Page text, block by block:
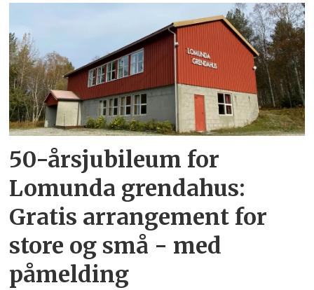
50-årsjubileum for
Lomunda grendahus:
Gratis arrangement for
store og små - med
påmelding